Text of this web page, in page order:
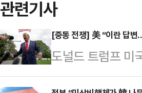
관련기사
[중동 전쟁] 美 “이란 답
도널드 트럼프 미
측이 수용불가능